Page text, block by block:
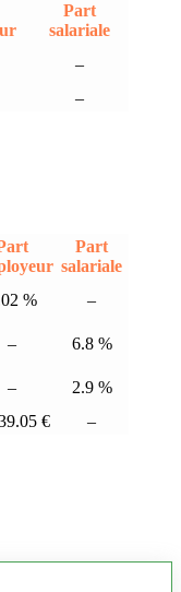
Part
salariale
–
–
Part
salariale
%
–
–
6.8 %
–
2.9 %
€ –